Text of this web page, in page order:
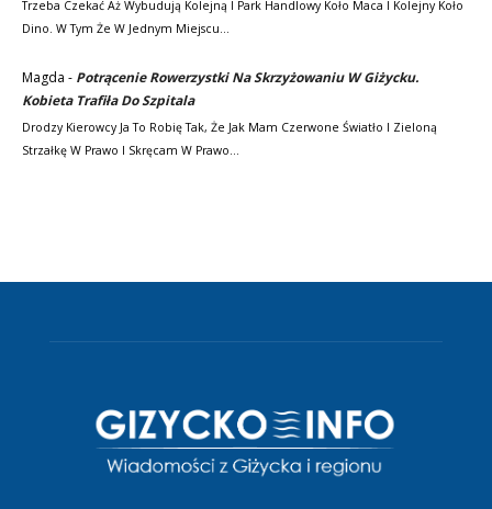
Trzeba Czekać Aż Wybudują Kolejną I Park Handlowy Koło Maca I Kolejny Koło
Dino. W Tym Że W Jednym Miejscu…
Magda - Potrącenie Rowerzystki Na Skrzyżowaniu W Giżycku.
Kobieta Trafiła Do Szpitala
Drodzy Kierowcy Ja To Robię Tak, Że Jak Mam Czerwone Światło I Zieloną
Strzałkę W Prawo I Skręcam W Prawo…